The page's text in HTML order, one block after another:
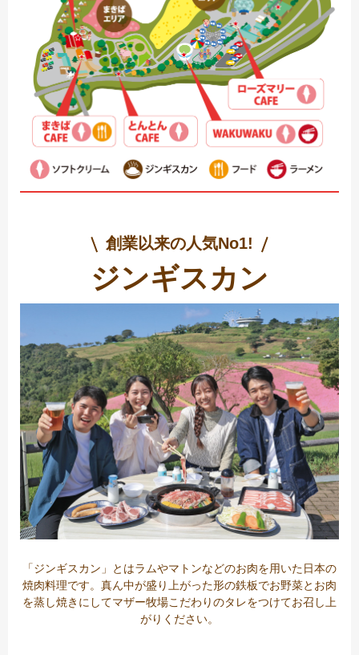
創業以来の人気No1!
ジンギスカン
「ジンギスカン」とはラムやマトンなどのお肉を用いた日本の
焼肉料理です。真ん中が盛り上がった形の鉄板でお野菜とお肉
を蒸し焼きにしてマザー牧場こだわりのタレをつけてお召し上
がりください。